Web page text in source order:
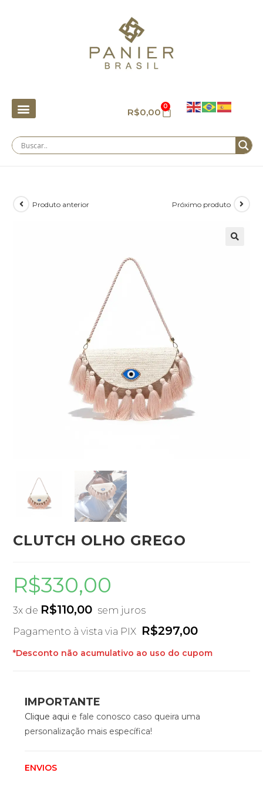
R$0,00 0
Produto anterior Próximo produto
CLUTCH OLHO GREGO
R$330,00
3x de R$110,00 sem juros
Pagamento à vista via PIX R$297,00
*Desconto não acumulativo ao uso do cupom
IMPORTANTE
Clique aqui e fale conosco caso queira uma
personalização mais específica!
ENVIOS